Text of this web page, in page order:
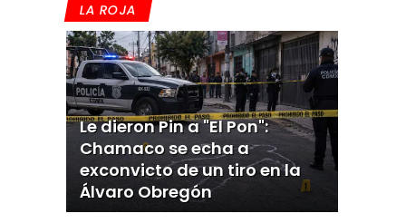
LA ROJA
Le dieron Pin a "El Pon":
Chamaco se echa a
exconvicto de un tiro en la
Álvaro Obregón